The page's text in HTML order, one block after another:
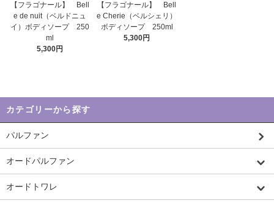
【フラゴナール】 Bell
e de nuit（ベルドニュ
イ）ボディソープ 250
ml
5,300円
【フラゴナール】 Bell
e Cherie（ベルシェリ）
ボディソープ 250ml
5,300円
カテゴリーから探す
パルファン
オードパルファン
オードトワレ